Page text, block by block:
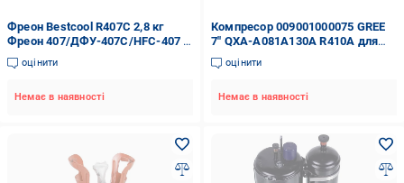
Фреон Bestcool R407C 2,8 кг
Фреон 407/ДФУ-407C/HFC-407 C
(00000044222)
оцінити
Немає в наявності
Компресор 009001000075 GREE
7" QXA-A081A130A R410A для
кондиціонерів Cooper&Hunter
(00000046593)
оцінити
Немає в наявності